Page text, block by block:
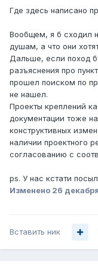
Где здесь написано
Вообщем, я б сходил
душам, а что они
Дальше, если поход
разъяснения про
прошел поиском по
не нашел.
Проекты креплений
документации тоже
конструктивных
наличии проектного
согласованию с
ps. У нас кстати
Изменено 26
Вставить ник